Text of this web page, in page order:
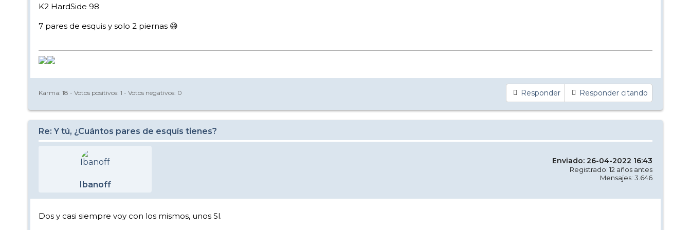
K2 HardSide 98
7 pares de esquis y solo 2 piernas 😅
Responder Responder citando
Karma: 18 - Votos positivos: 1 - Votos negativos: 0
Re: Y tú, ¿Cuántos pares de esquís tienes?
Ibanoff
Enviado: 26-04-2022 16:43
Registrado: 12 años antes
Mensajes: 3.646
Dos y casi siempre voy con los mismos, unos Sl.